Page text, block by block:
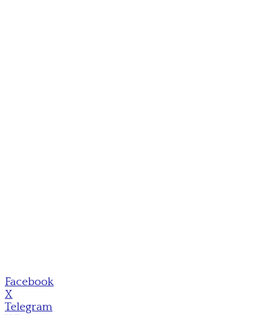
Facebook
X
Telegram